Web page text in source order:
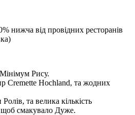
нижча від провідних ресторанів
Рису.
Cremette Hochland, та жодних
та велика кількість
щоб смакувало Дуже.